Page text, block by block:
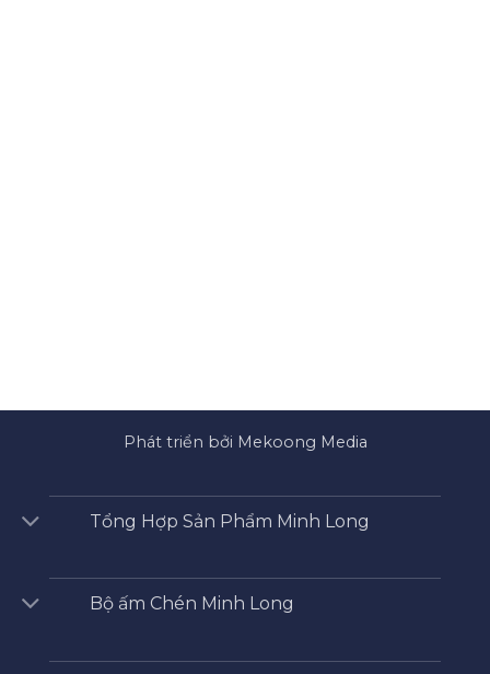
Phát triển bởi Mekoong Media
Tổng Hợp Sản Phẩm Minh Long
Bộ ấm Chén Minh Long